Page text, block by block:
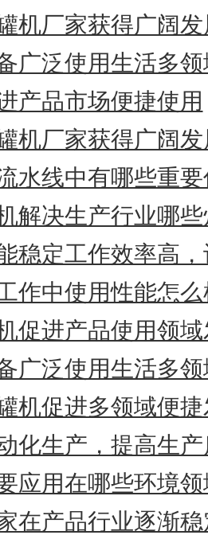
机厂家获得广阔
广泛使用生活多领
产品市场便捷使用
机厂家获得广阔
水线中有哪些重
解决生产行业哪
稳定工作效率高
作中使用性能怎
促进产品使用领
广泛使用生活多领
机促进多领域便
化生产，提高生
应用在哪些环境
在产品行业逐渐